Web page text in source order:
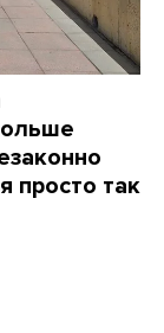
просто так